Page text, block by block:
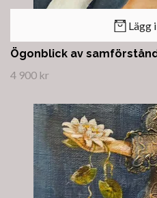
Lägg
Ögonblick av
4 900 kr